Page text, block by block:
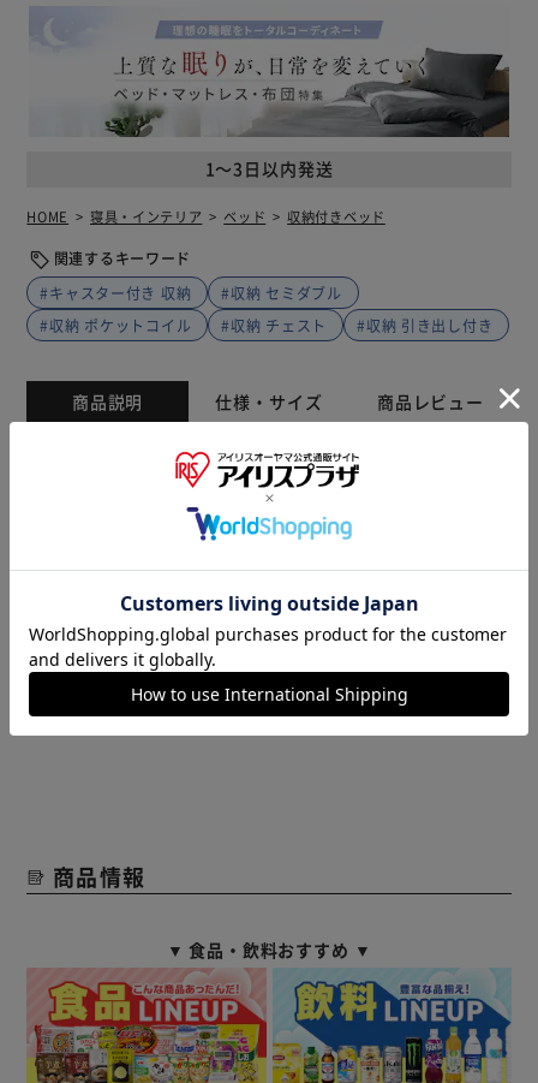
1～3日以内発送
HOME 寝具・インテリア ベッド 収納付きベッド
関連するキーワード
#キャスター付き 収納
#収納 セミダブル
#収納 ポケットコイル
#収納 チェスト #収納 引き出し付き
商品説明 仕様・サイズ 商品レビュー
一部商品でコンビニ払い・銀行振り込み・代金引換・GMO
掛け払い(※ビジネス会員様のみ)での支払い及び同梱発送が
予めご了承ください。
【ベットフレーム】
たっぷり入る2杯の引き出し付きのベッドです。
キャスター付きで開閉もスムーズ。
左右お好きな方に引き出しがセット出来るので、お部屋のイ
ンテリアの配置に合わせることができます。
ヘッドボードには2口コンセント、ちょっとしたスペース付
【ポケットコイルマットレス】
【ボンネルコイルマットレス】
硬めの寝心地がお好みの方におすすめ！
高品質ボンネルコイル使用で、体の負担を和らげます。
※製品は予告なく仕様を変更する場合がございます。あらか
商品情報
▼ 食品・飲料おすすめ ▼